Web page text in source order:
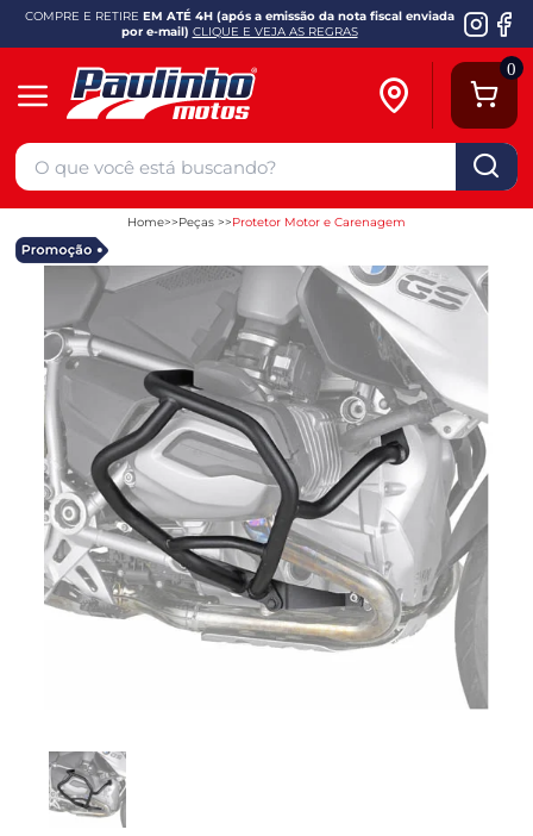
COMPRE E RETIRE EM ATÉ 4H (após a emissão da nota fiscal enviada
por e-mail) CLIQUE E VEJA AS REGRAS
0
Home Peças Protetor Motor e Carenagem